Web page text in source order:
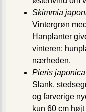
Skimmia
Vintergrøn
Hanplanter
vinteren;
nærheden.
Pieris japonica
Slank,
og farverige
kun 60 cm